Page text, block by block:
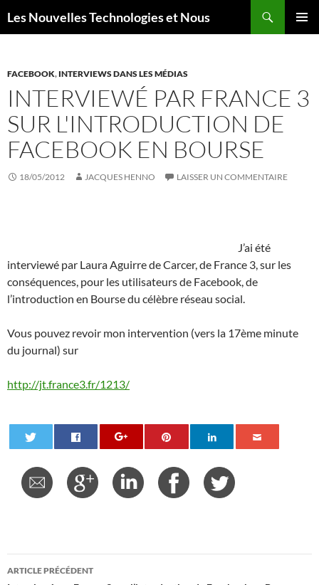
auLes Nouvelles Technologies et Nous
FACEBOOK, INTERVIEWS DANS LES MÉDIAS
INTERVIEWÉ PAR FRANCE 3
SUR L'INTRODUCTION DE
FACEBOOK EN BOURSE
18/05/2012 JACQUES HENNO LAISSER UN COMMENTAIRE
J’ai été
interviewé par Laura Aguirre de Carcer, de France 3, sur les
conséquences, pour les utilisateurs de Facebook, de
l’introduction en Bourse du célèbre réseau social.
Vous pouvez revoir mon intervention (vers la 17ème minute
du journal) sur
http://jt.france3.fr/1213/
Navigation
ARTICLE PRÉCÉDENT